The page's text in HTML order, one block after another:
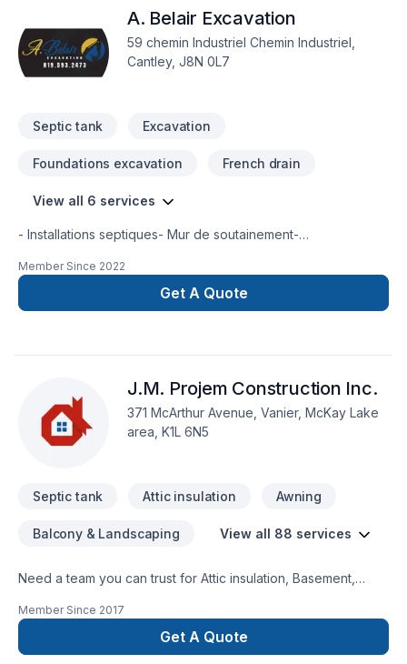
A. Belair Excavation
59 chemin Industriel Chemin Industriel,
Cantley, J8N 0L7
Septic tank Excavation
Foundations excavation French drain
View all 6 services
- Installations septiques- Mur de soutainement-
français- Défrichage de terrain- Installation de calvette-
Préparation de terrain pour nouvelle construction-
Revêtement-Excavation-Système septique
Member Since 2022
Get A Quote
J.M. Projem Construction Inc.
371 McArthur Avenue, Vanier, McKay Lake
area, K1L 6N5
Septic tank Attic insulation Awning
Balcony & Landscaping View all 88 services
Need a team you can trust for Attic insulation, Basement,
Carpeting, Caulking, Commercial, Concrete, Decking,
Decontamination, Demolition, Doors and windows, Drywall
taping, Excavation, Fence, Fiberglass balcony, Fireplace and
Member Since 2017
Get A Quote